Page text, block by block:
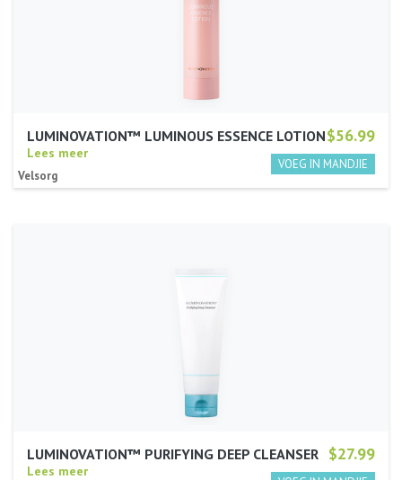
$56.99
LUMINOVATION™ LUMINOUS ESSENCE LOTION
Lees meer
Velsorg
$27.99
LUMINOVATION™ PURIFYING DEEP CLEANSER
Lees meer